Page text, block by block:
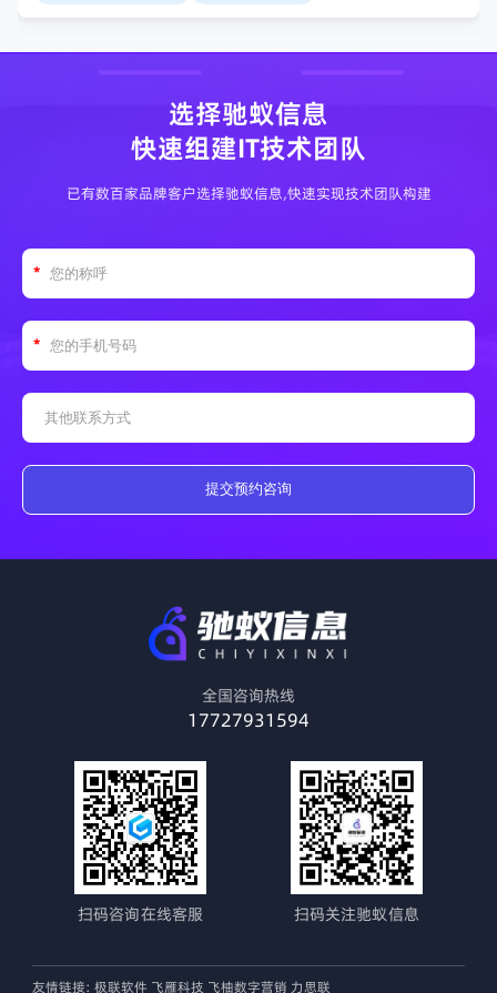
选择驰蚁信息
快速组建IT技术团队
已有数百家品牌客户选择驰蚁信息,快速实现技术团队构建
提交预约咨询
全国咨询热线
17727931594
扫码咨询在线客服 扫码关注驰蚁信息
友情链接: 极联软件 飞雁科技 飞柚数字营销 力思联